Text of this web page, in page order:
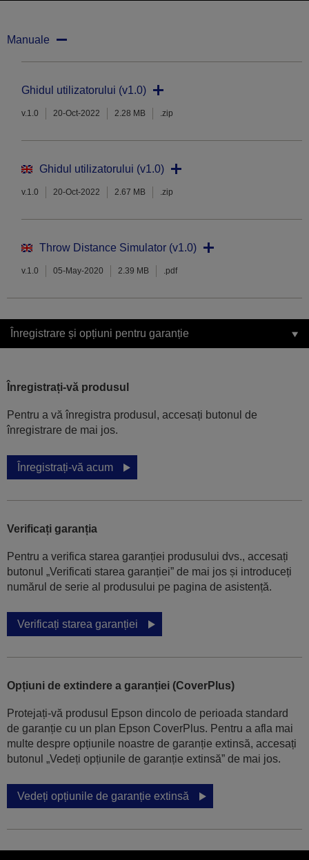
Manuale
Ghidul utilizatorului (v1.0)
v.1.0 20-Oct-2022 2.28 MB .zip
Ghidul utilizatorului (v1.0)
v.1.0 20-Oct-2022 2.67 MB .zip
Throw Distance Simulator (v1.0)
v.1.0 05-May-2020 2.39 MB .pdf
Înregistrare și opțiuni pentru garanție
Înregistrați-vă produsul
Pentru a vă înregistra produsul, accesați butonul de
înregistrare de mai jos.
Înregistrați-vă acum
Verificați garanția
Pentru a verifica starea garanției produsului dvs., accesați
butonul „Verificati starea garanției” de mai jos și introduceți
numărul de serie al produsului pe pagina de asistență.
Verificați starea garanției
Opțiuni de extindere a garanției (CoverPlus)
Protejați-vă produsul Epson dincolo de perioada standard
de garanție cu un plan Epson CoverPlus. Pentru a afla mai
multe despre opțiunile noastre de garanție extinsă, accesați
butonul „Vedeți opțiunile de garanție extinsă” de mai jos.
Vedeți opțiunile de garanție extinsă